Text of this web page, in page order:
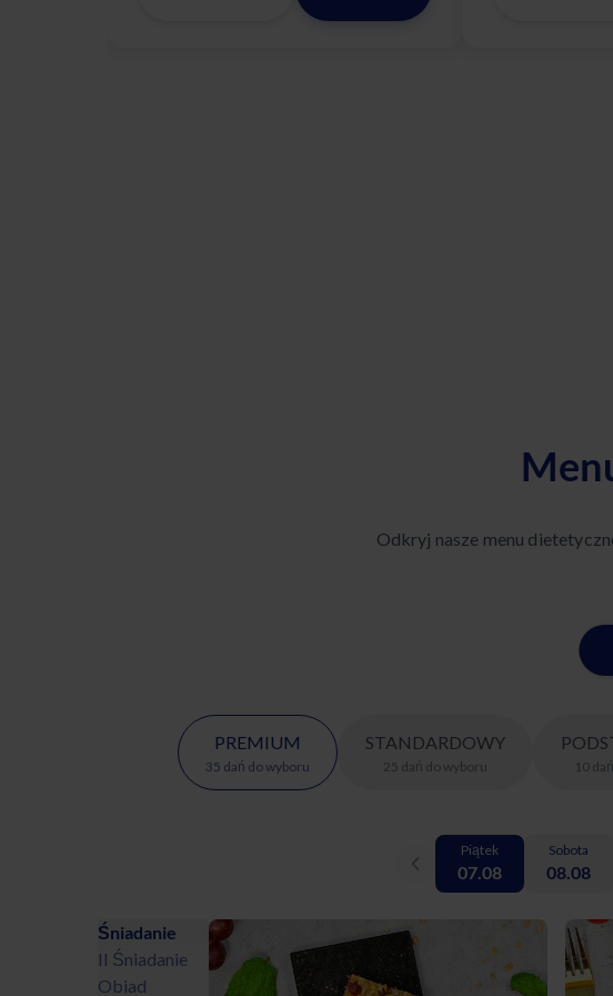
Odkryj nasze menu
PREMIUM
35 dań do wyboru
STANDARDOWY
25 dań do wyboru 10 dań
Piątek
07.08
Sobota
08.08
Śniadanie
II Śniadanie
Obiad